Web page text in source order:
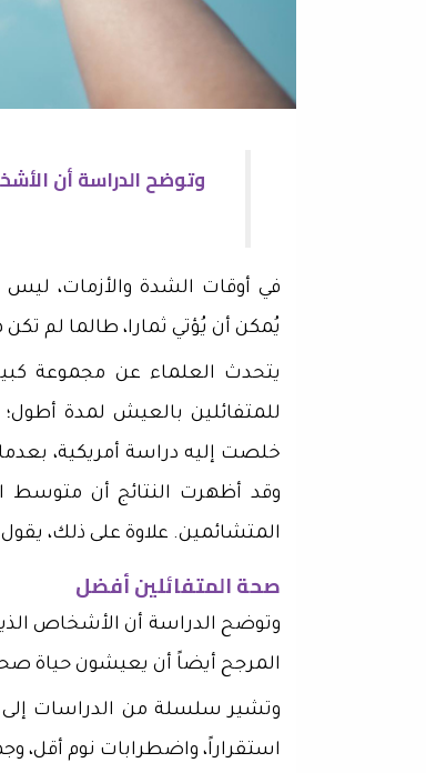
وتوضح الدراسة أن
في أوقات الشدة والأزمات، ليس
يُمكن أن يُؤتي ثمارا، طالما لم
يتحدث العلماء عن مجموعة
للمتفائلين بالعيش لمدة
المتشائمين. علاوة على ذلك، يقول
صحة المتفائلين أفضل
وتوضح الدراسة أن الأشخاص
المرجح أيضاً أن يعيشون حياة
وتشير سلسلة من الدراسات إلى
استقراراً، واضطرابات نوم أقل،